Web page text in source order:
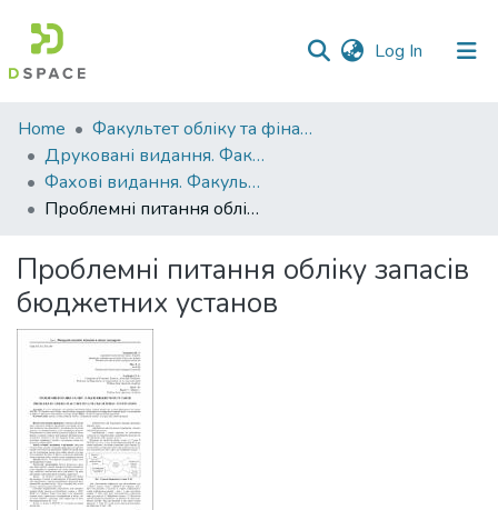
Log In (current)
Communities
&
Collections
All of DSpace
Statistics
Home
Факультет обліку та фінансів
Друковані видання. Факультет обліку та фінансів
Фахові видання. Факультет обліку та фінансів
Проблемні питання обліку запасів бюджетних установ
Проблемні питання обліку запасів
бюджетних установ